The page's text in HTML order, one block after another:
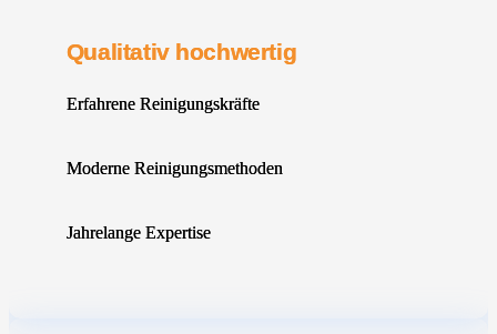
Qualitativ hochwertig
Erfahrene Reinigungskräfte
Moderne Reinigungsmethoden
Jahrelange Expertise